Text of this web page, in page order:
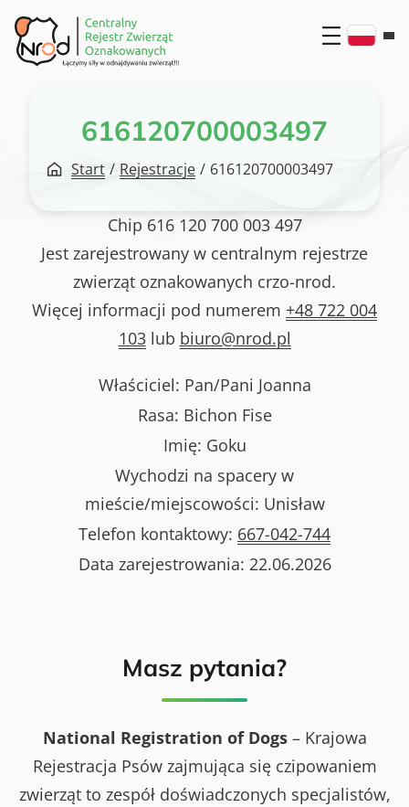
Przejdź
do
treści
616120700003497
Start / Rejestracje / 616120700003497
Chip 616 120 700 003 497
Jest zarejestrowany w centralnym rejestrze
zwierząt oznakowanych crzo-nrod.
Więcej informacji pod numerem +48 722 004
103lub biuro@nrod.pl
Właściciel: Pan/Pani Joanna
Rasa: Bichon Fise
Imię: Goku
Wychodzi na spacery w
mieście/miejscowości: Unisław
Telefon kontaktowy: 667-042-744
Data zarejestrowania: 22.06.2026
Masz pytania?
National Registration of Dogs– Krajowa
Rejestracja Psów zajmująca się czipowaniem
zwierząt to zespół doświadczonych specjalistów,